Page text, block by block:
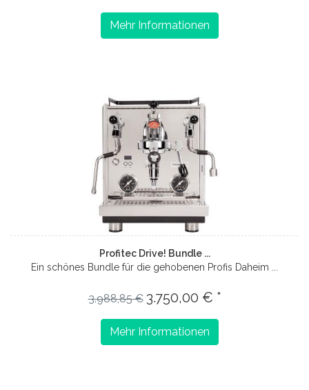
Mehr Informationen
Profitec Drive! Bundle ...
Ein schönes Bundle für die gehobenen Profis Daheim ...
3.988,85 € 3.750,00 € *
Mehr Informationen